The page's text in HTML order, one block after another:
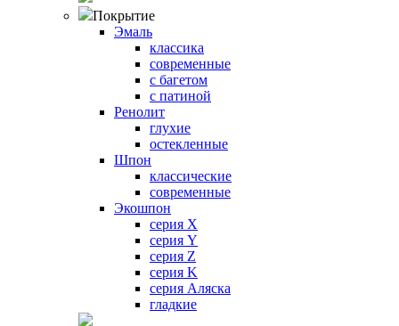
Покрытие
Эмаль
классика
современные
с багетом
с патиной
Ренолит
глухие
остекленные
Шпон
классические
современные
Экошпон
серия X
серия Y
серия Z
серия K
серия Аляска
гладкие